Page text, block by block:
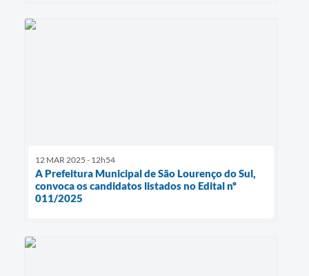
12 MAR 2025 - 12h54
A Prefeitura Municipal de São Lourenço do Sul,
convoca os candidatos listados no Edital nº
011/2025